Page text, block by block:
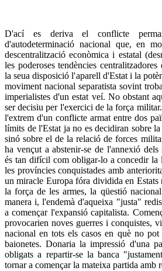
D'ací es deriva el conflicte
d'autodeterminació nacional que, en
descentralització econòmica i estatal
les poderoses tendències
la seua disposició l'aparell d'Estat i la
moviment nacional separatista sovint
imperialistes d'un estat veí. No obstant
ser decisiu per l'exercici de la força
l'extrem d'un conflicte armat entre dos
límits de l'Estat ja no es decidiran sobre
sinó sobre el de la relació de forces
ha vençut a abstenir-se de l'annexió
és tan difícil com obligar-lo a concedir la
les províncies conquistades amb
un miracle Europa fóra dividida en
la força de les armes, la qüestió
manera i, l'endemà d'aqueixa "justa"
a començar l'expansió capitalista.
provocarien noves guerres i conquistes,
nacional en tots els casos en què no pot
baionetes. Donaria la impressió d'una
obligats a repartir-se la banca
tornar a començar la mateixa partida amb